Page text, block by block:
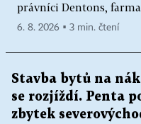
právníci Dentons,
6. 8. 2026 ▪ 3 min. čtení
Stavba bytů na
se rozjíždí. Penta
zbytek